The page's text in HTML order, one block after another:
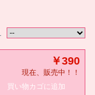
￥390
現在、販売中！！
買い物カゴに追加